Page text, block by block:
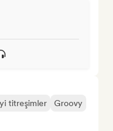
titreşimler
Groovy